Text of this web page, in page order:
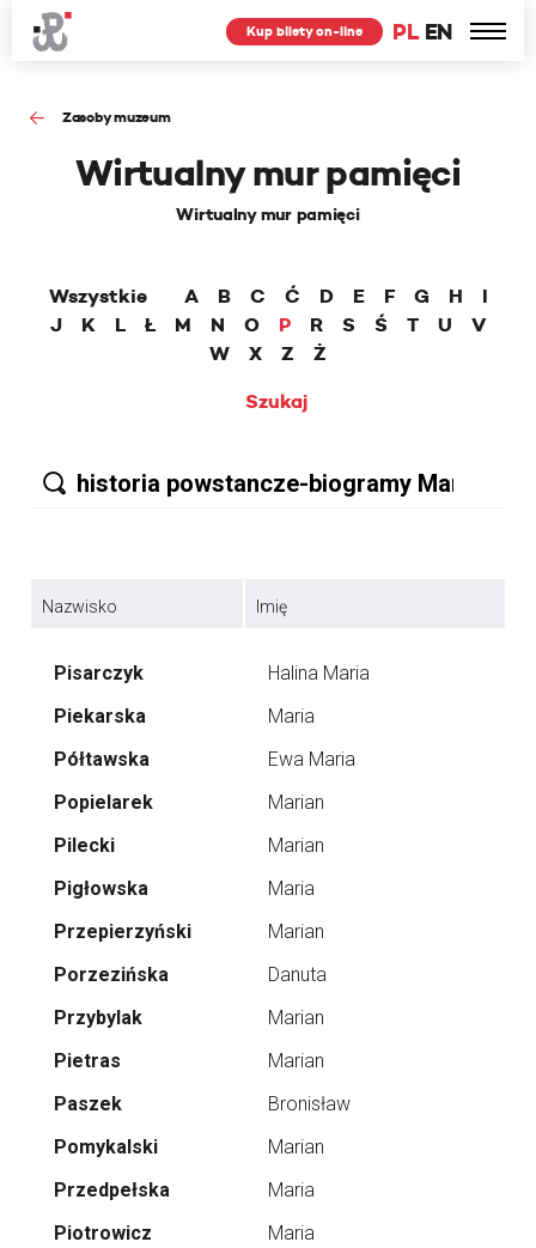
PL EN
Kup bilety on-line
Zasoby muzeum
Wirtualny mur pamięci
Wirtualny mur pamięci
Wszystkie A B C Ć D E F G H
I
J
K L Ł M N O P R S Ś T U
V
W
X Z
Ż
Szukaj
Nazwisko Imię
Pisarczyk
Halina Maria
Piekarska
Maria
Półtawska
Ewa Maria
Popielarek
Marian
Pilecki
Marian
Pigłowska
Maria
Przepierzyński
Marian
Porzezińska
Danuta
Przybylak
Marian
Pietras
Marian
Paszek
Bronisław
Pomykalski
Marian
Przedpełska
Maria
Piotrowicz
Maria